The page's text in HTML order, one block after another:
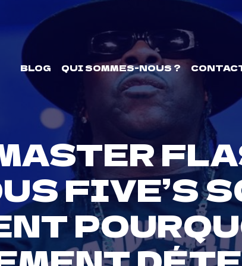
BLOG QUI SOMMES-NOUS ?
FIVE’S